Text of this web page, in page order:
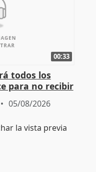
00:33
todos los
para no recibir
05/08/2026